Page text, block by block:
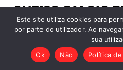
QUEIJO SALOIO
Este site utiliza cookies para
por parte do utilizador. Ao
sua
Ok
Não Política